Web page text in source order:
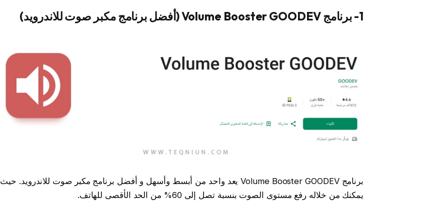
1- برنامج Volume Booster GOODEV (أفضل برنامج مكبر صوت للاندرويد)
برنامج Volume Booster GOODEV يعد واحد من أبسط وأسهل و أفضل برنامج مكبر صوت للاندرويد. حيث
يمكنك من خلاله رفع مستوى الصوت بنسبة تصل إلى 60% من الحد الأقصى للهاتف.